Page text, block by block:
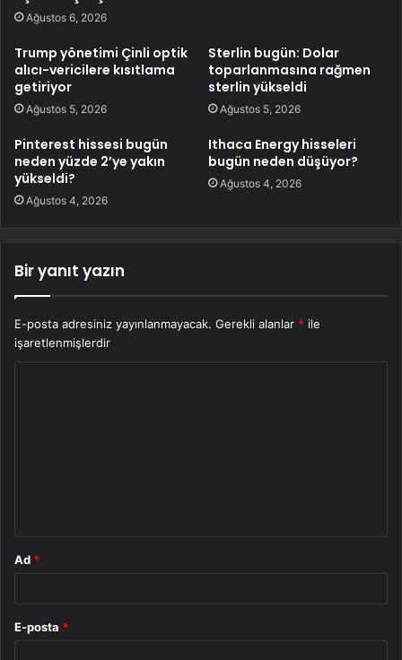
Ağustos 6, 2026
Trump yönetimi Çinli optik
alıcı-vericilere kısıtlama
getiriyor
Ağustos 5, 2026
Sterlin bugün: Dolar
toparlanmasına rağmen
sterlin yükseldi
Ağustos 5, 2026
Pinterest hissesi bugün
neden yüzde 2’ye yakın
yükseldi?
Ağustos 4, 2026
Ithaca Energy hisseleri
bugün neden düşüyor?
Ağustos 4, 2026
Bir yanıt yazın
E-posta adresiniz yayınlanmayacak. Gerekli alanlar * ile
işaretlenmişlerdir
Ad *
E-posta *